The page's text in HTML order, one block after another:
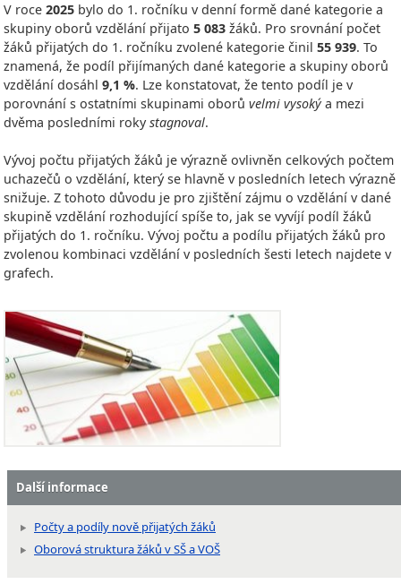
V roce 2025 bylo do 1. ročníku v denní formě dané kategorie a
skupiny oborů vzdělání přijato 5 083 žáků. Pro srovnání počet
žáků přijatých do 1. ročníku zvolené kategorie činil 55 939. To
znamená, že podíl přijímaných dané kategorie a skupiny oborů
vzdělání dosáhl 9,1 %. Lze konstatovat, že tento podíl je v
porovnání s ostatními skupinami oborů velmi vysokýa mezi
dvěma posledními rokystagnoval.
Vývoj počtu přijatých žáků je výrazně ovlivněn celkových počtem
uchazečů o vzdělání, který se hlavně v posledních letech výrazně
snižuje. Z tohoto důvodu je pro zjištění zájmu o vzdělání v dané
skupině vzdělání rozhodující spíše to, jak se vyvíjí podíl žáků
přijatých do 1. ročníku. Vývoj počtu a podílu přijatých žáků pro
zvolenou kombinaci vzdělání v posledních šesti letech najdete v
grafech.
Další informace
Počty a podíly nově přijatých žáků
Oborová struktura žáků v SŠ a VOŠ